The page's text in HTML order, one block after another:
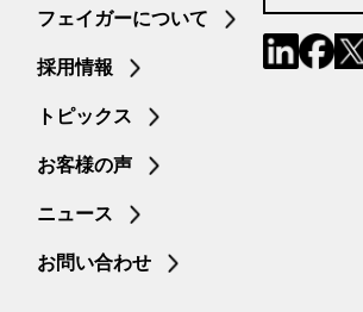
フェイガーについて
採用情報
トピックス
お客様の声
ニュース
お問い合わせ